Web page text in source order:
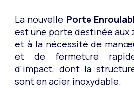
La nouvelle Porte
est une porte destinée aux
et à la nécessité de
et de fermeture
d'impact, dont la
sont en acier inoxydable.